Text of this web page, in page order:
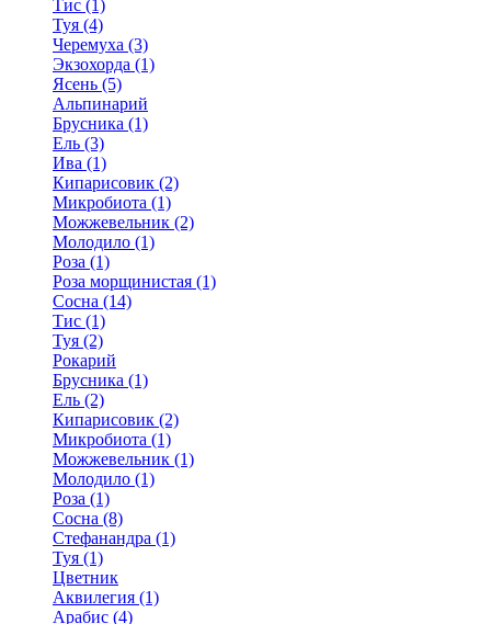
Тис (1)
Туя (4)
Черемуха (3)
Экзохорда (1)
Ясень (5)
Альпинарий
Брусника (1)
Ель (3)
Ива (1)
Кипарисовик (2)
Микробиота (1)
Можжевельник (2)
Молодило (1)
Роза (1)
Роза морщинистая (1)
Сосна (14)
Тис (1)
Туя (2)
Рокарий
Брусника (1)
Ель (2)
Кипарисовик (2)
Микробиота (1)
Можжевельник (1)
Молодило (1)
Роза (1)
Сосна (8)
Стефанандра (1)
Туя (1)
Цветник
Аквилегия (1)
Арабис (4)